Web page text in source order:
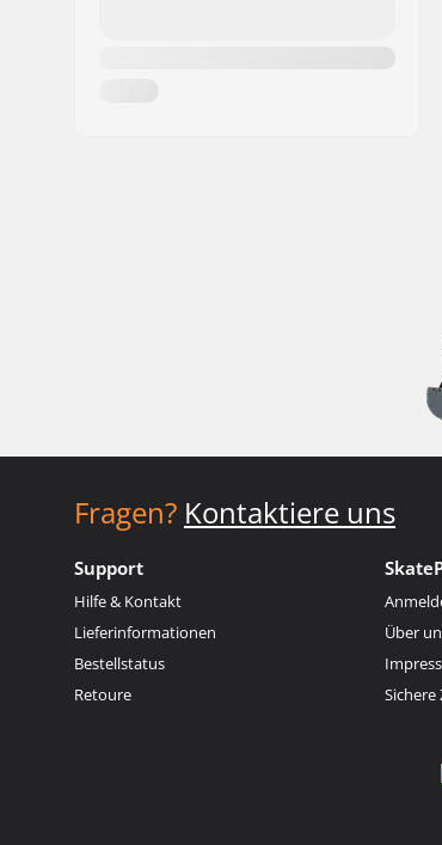
Fragen? Kontaktiere uns
Support
Hilfe & Kontakt
Lieferinformationen
Bestellstatus
Retoure
Über
Sichere